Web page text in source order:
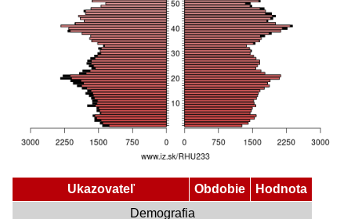
Ukazovateľ Obdobie
Hodnota
Demografia